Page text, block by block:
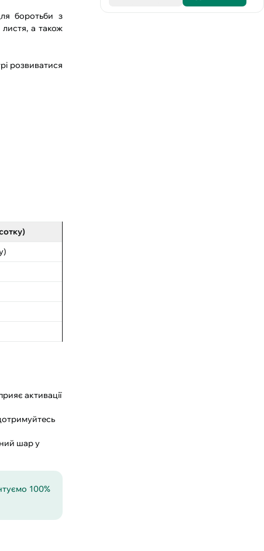
боротьби з
листя, а також
розвиватися
активації
шар у
100%